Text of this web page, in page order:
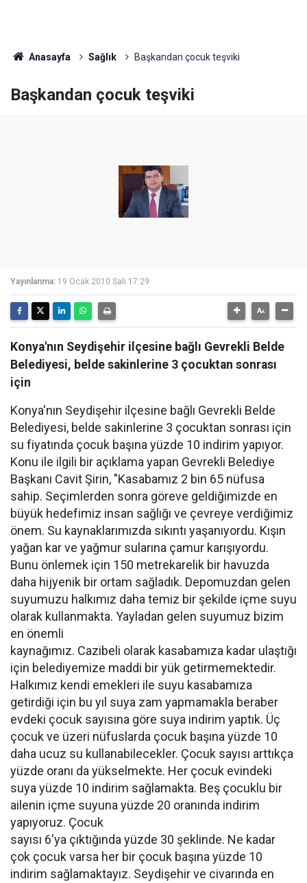
Anasayfa Sağlık Başkandan çocuk teşviki
Başkandan çocuk teşviki
Yayınlanma: 19 Ocak 2010 Salı 17:29
Konya'nın Seydişehir ilçesine bağlı Gevrekli Belde
Belediyesi, belde sakinlerine 3 çocuktan sonrası
için
Konya'nın Seydişehir ilçesine bağlı Gevrekli Belde
Belediyesi, belde sakinlerine 3 çocuktan sonrası için
su fiyatında çocuk başına yüzde 10 indirim yapıyor.
Konu ile ilgili bir açıklama yapan Gevrekli Belediye
Başkanı Cavit Şirin, "Kasabamız 2 bin 65 nüfusa
sahip. Seçimlerden sonra göreve geldiğimizde en
büyük hedefimiz insan sağlığı ve çevreye verdiğimiz
önem. Su kaynaklarımızda sıkıntı yaşanıyordu. Kışın
yağan kar ve yağmur sularına çamur karışıyordu.
Bunu önlemek için 150 metrekarelik bir havuzda
daha hijyenik bir ortam sağladık. Depomuzdan gelen
suyumuzu halkımız daha temiz bir şekilde içme suyu
olarak kullanmakta. Yayladan gelen suyumuz bizim
en önemli
kaynağımız. Cazibeli olarak kasabamıza kadar ulaştığı
için belediyemize maddi bir yük getirmemektedir.
Halkımız kendi emekleri ile suyu kasabamıza
getirdiği için bu yıl suya zam yapmamakla beraber
evdeki çocuk sayısına göre suya indirim yaptık. Üç
çocuk ve üzeri nüfuslarda çocuk başına yüzde 10
daha ucuz su kullanabilecekler. Çocuk sayısı arttıkça
yüzde oranı da yükselmekte. Her çocuk evindeki
suya yüzde 10 indirim sağlamakta. Beş çocuklu bir
ailenin içme suyuna yüzde 20 oranında indirim
yapıyoruz. Çocuk
sayısı 6'ya çıktığında yüzde 30 şeklinde. Ne kadar
çok çocuk varsa her bir çocuk başına yüzde 10
indirim sağlamaktayız. Seydişehir ve civarında en